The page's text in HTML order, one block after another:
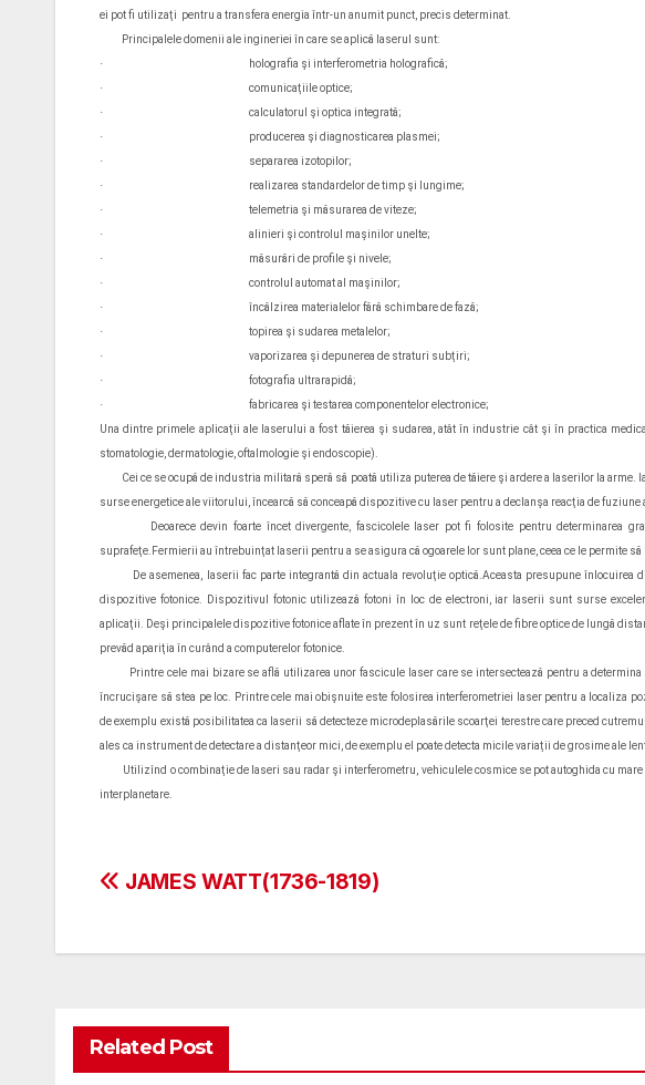
ei pot fi utilizaţi pentru a transfera energia într-un anumit punct, precis determinat.
Principalele domenii ale ingineriei în care se aplică laserul sunt:
·
holografia şi interferometria holografică;
·
comunicaţiile optice;
·
calculatorul şi optica integrată;
·
producerea şi diagnosticarea plasmei;
·
separarea izotopilor;
·
realizarea standardelor de timp şi lungime;
·
telemetria şi măsurarea de viteze;
·
alinieri şi controlul maşinilor unelte;
·
măsurări de profile şi nivele;
·
controlul automat al maşinilor;
·
încălzirea materialelor fără schimbare de fază;
·
topirea şi sudarea metalelor;
·
vaporizarea şi depunerea de straturi subţiri;
·
fotografia ultrarapidă;
·
fabricarea şi testarea componentelor electronice;
Una dintre primele aplicaţii ale laserului a fost tăierea şi sudarea, atât în industrie cât şi în practica
stomatologie, dermatologie, oftalmologie şi endoscopie).
Cei ce se ocupă de industria militară speră să poată utiliza puterea de tăiere şi ardere a laserilor la arme.
surse energetice ale viitorului, încearcă să conceapă dispozitive cu laser pentru a declanşa reacţia de fuziune
Deoarece devin foarte încet divergente, fascicolele laser pot fi folosite pentru determinarea
suprafeţe.Fermierii au întrebuinţat laserii pentru a se asigura că ogoarele lor sunt plane, ceea ce le permite să
De asemenea, laserii fac parte integrantă din actuala revoluţie optică.Aceasta presupune înlocuirea
dispozitive fotonice. Dispozitivul fotonic utilizează fotoni în loc de electroni, iar laserii sunt surse
aplicaţii. Deşi principalele dispozitive fotonice aflate în prezent în uz sunt reţele de fibre optice de lungă
prevăd apariţia în curând a computerelor fotonice.
Printre cele mai bizare se află utilizarea unor fascicule laser care se intersectează pentru a determina
încrucişare să stea pe loc. Printre cele mai obişnuite este folosirea interferometriei laser pentru a localiza
de exemplu există posibilitatea ca laserii să detecteze microdeplasările scoarţei terestre care preced
ales ca instrument de detectare a distanţeor mici, de exemplu el poate detecta micile variaţii de grosime ale
Utilizînd o combinaţie de laseri sau radar şi interferometru, vehiculele cosmice se pot autoghida cu
interplanetare.
Post
JAMES WATT(1736-1819)
Related Post